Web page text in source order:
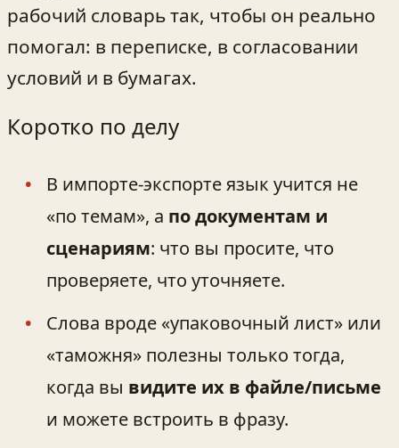
рабочий словарь так, чтобы он реально
помогал: в переписке, в согласовании
условий и в бумагах.
Коротко по делу
В импорте‑экспорте язык учится не
«по темам», а по документам и
сценариям: что вы просите, что
проверяете, что уточняете.
Слова вроде «упаковочный лист» или
«таможня» полезны только тогда,
когда вы видите их в файле/письме
и можете встроить в фразу.